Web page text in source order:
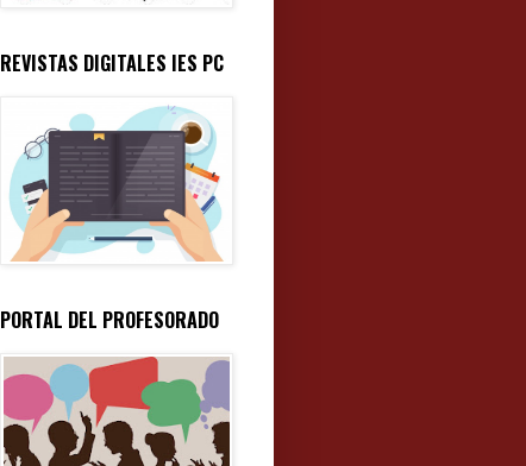
REVISTAS DIGITALES IES PC
PORTAL DEL PROFESORADO